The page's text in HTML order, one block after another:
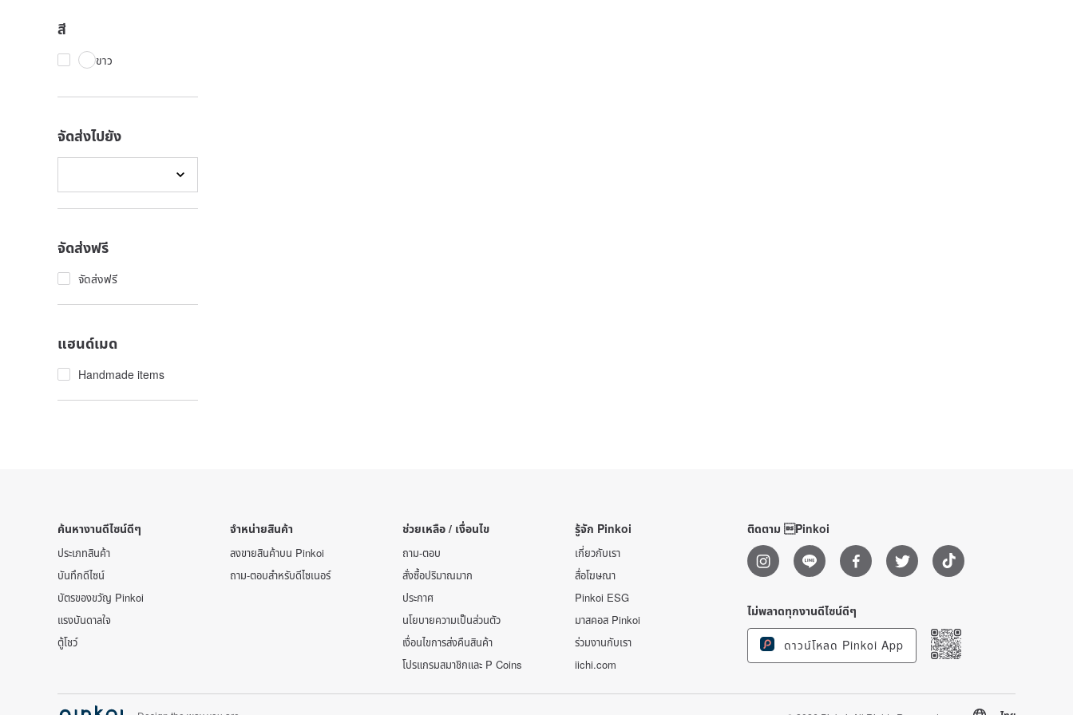
สี
ขาว
จัดส่งไปยัง
จัดส่งฟรี
จัดส่งฟรี
แฮนด์เมด
Handmade items
ค้นหางานดีไซน์ดีๆ
ประเภทสินค้า
บันทึกดีไซน์
บัตรของขวัญ Pinkoi
แรงบันดาลใจ
ตู้โชว์
จำหน่ายสินค้า
ลงขายสินค้าบน Pinkoi
ถาม-ตอบสำหรับดีไซเนอร์
ช่วยเหลือ / เงื่อนไข
ถาม-ตอบ
สั่งซื้อปริมาณมาก
ประกาศ
นโยบายความเป็นส่วนตัว
เงื่อนไขการส่งคืนสินค้า
โปรแกรมสมาชิกและ P Coins
รู้จัก Pinkoi
เกี่ยวกับเรา
สื่อโฆษณา
Pinkoi ESG
มาสคอส Pinkoi
ร่วมงานกับเรา
iichi.com
ติดตาม Pinkoi
ไม่พลาดทุกงานดีไซน์ดีๆ
ดาวน์โหลด Pinkoi App